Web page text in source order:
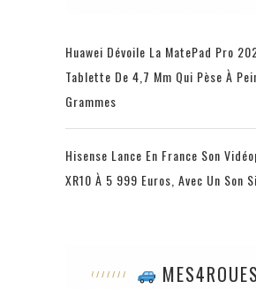
Huawei Dévoile La MatePad Pro
Tablette De 4,7 Mm Qui Pèse À
Grammes
Hisense Lance En France Son
XR10 À 5 999 Euros, Avec Un Son
MES4ROUES